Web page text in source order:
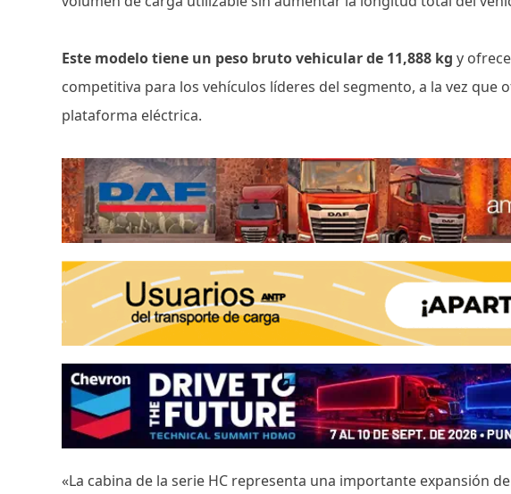
Este modelo tiene un peso bruto vehicular de 11,888 kgy
competitiva para los vehículos líderes del segmento, a la vez que
plataforma eléctrica.
«La cabina de la serie HC representa una importante expansión